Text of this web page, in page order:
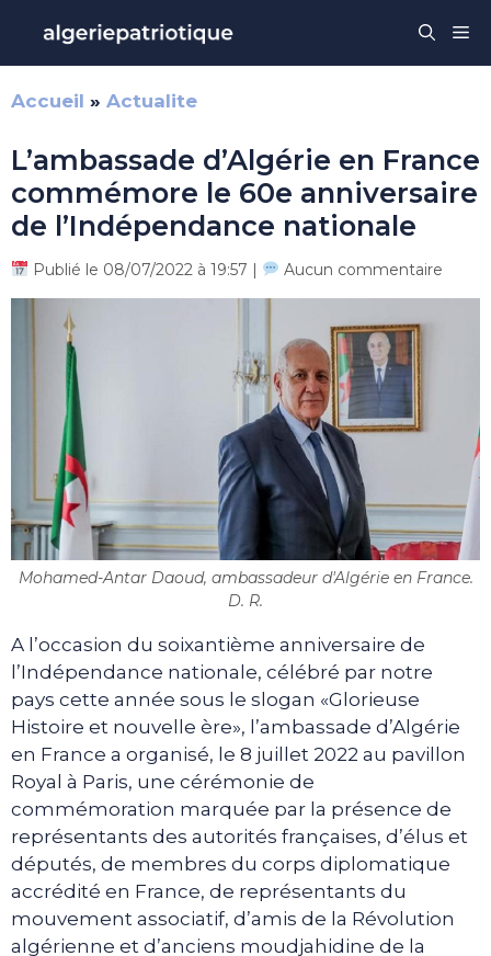
contenu
Accueil » Actualite
L’ambassade d’Algérie en France
commémore le 60e anniversaire
de l’Indépendance nationale
Publié le 08/07/2022 à 19:57 | Aucun commentaire
Mohamed-Antar Daoud, ambassadeur d'Algérie en France.
D. R.
A l’occasion du soixantième anniversaire de
l’Indépendance nationale, célébré par notre
pays cette année sous le slogan «Glorieuse
Histoire et nouvelle ère», l’ambassade d’Algérie
en France a organisé, le 8 juillet 2022 au pavillon
Royal à Paris, une cérémonie de
commémoration marquée par la présence de
représentants des autorités françaises, d’élus et
députés, de membres du corps diplomatique
accrédité en France, de représentants du
mouvement associatif, d’amis de la Révolution
algérienne et d’anciens moudjahidine de la